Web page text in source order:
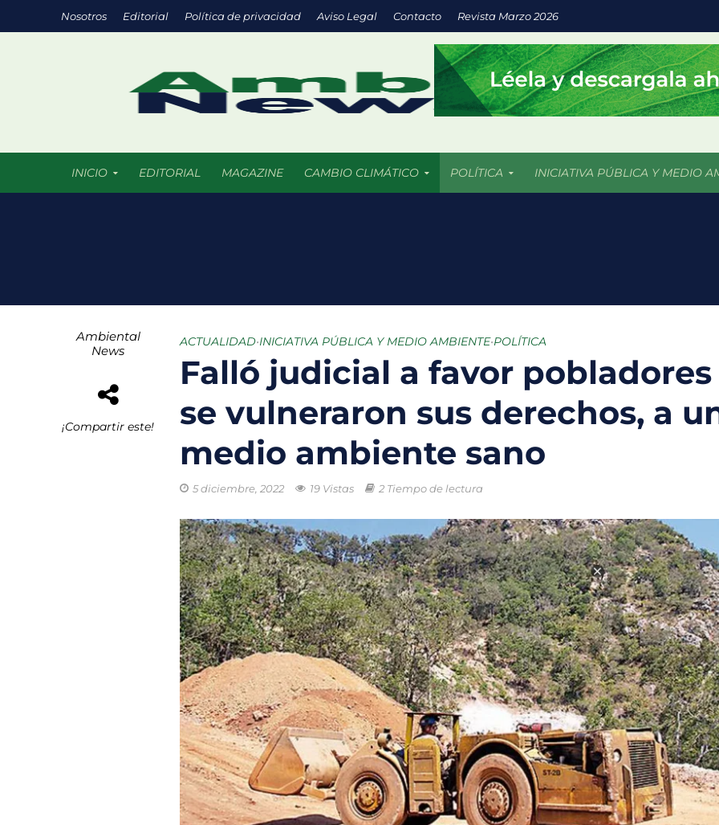
Nosotros Editorial Política de privacidad Aviso Legal Contacto Revista Marzo 2026
INICIO EDITORIAL MAGAZINE CAMBIO CLIMÁTICO POLÍTICA INICIATIVA PÚBLICA Y MEDIO
Parques urbanos: espacios verdes que impulsan el desarrollo sostenible de las
El buque híbrido chileno que combinará tecnología y ciencia para proteger los
Transporte eléctrico en México: la movilidad sostenible que gana terreno en las
Arrecifes de coral enfrentan una crisis sin precedentes por el cambio climático
Reformas Ambientales creadas para la protección del medio ambiente y frenar la
Chile promueve nuevas soluciones verdes mediante el programa StartC
Startups de reciclaje, un proyecto para convertir residuos en objetos y darles una
Ambiental
News
¡Compartir este!
ACTUALIDAD•INICIATIVA PÚBLICA Y MEDIO AMBIENTE•POLÍTICA
Falló judicial a favor pobladores
se vulneraron sus derechos, a
medio ambiente sano
5 diciembre, 2022 19 Vistas 2 Tiempo de lectura